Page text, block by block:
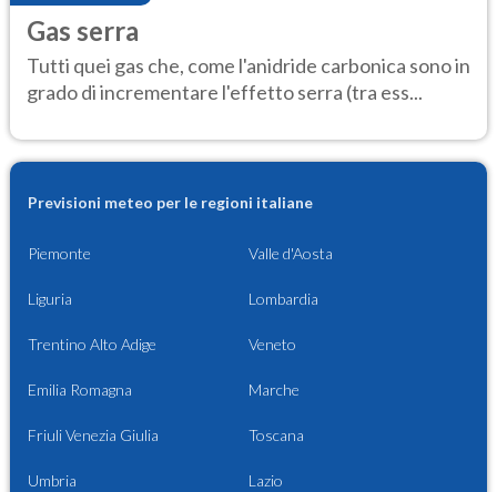
Gas serra
Tutti quei gas che, come l'anidride carbonica sono in
grado di incrementare l'effetto serra (tra ess...
Previsioni meteo per le regioni italiane
Piemonte Valle d'Aosta
Liguria Lombardia
Trentino Alto Adige Veneto
Emilia Romagna Marche
Friuli Venezia Giulia Toscana
Umbria Lazio